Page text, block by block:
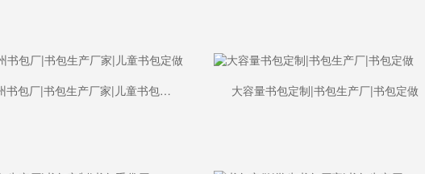
广州书包厂|书包生产厂家|儿童书包定做 大容量书包定制|书包生产厂|书包定做